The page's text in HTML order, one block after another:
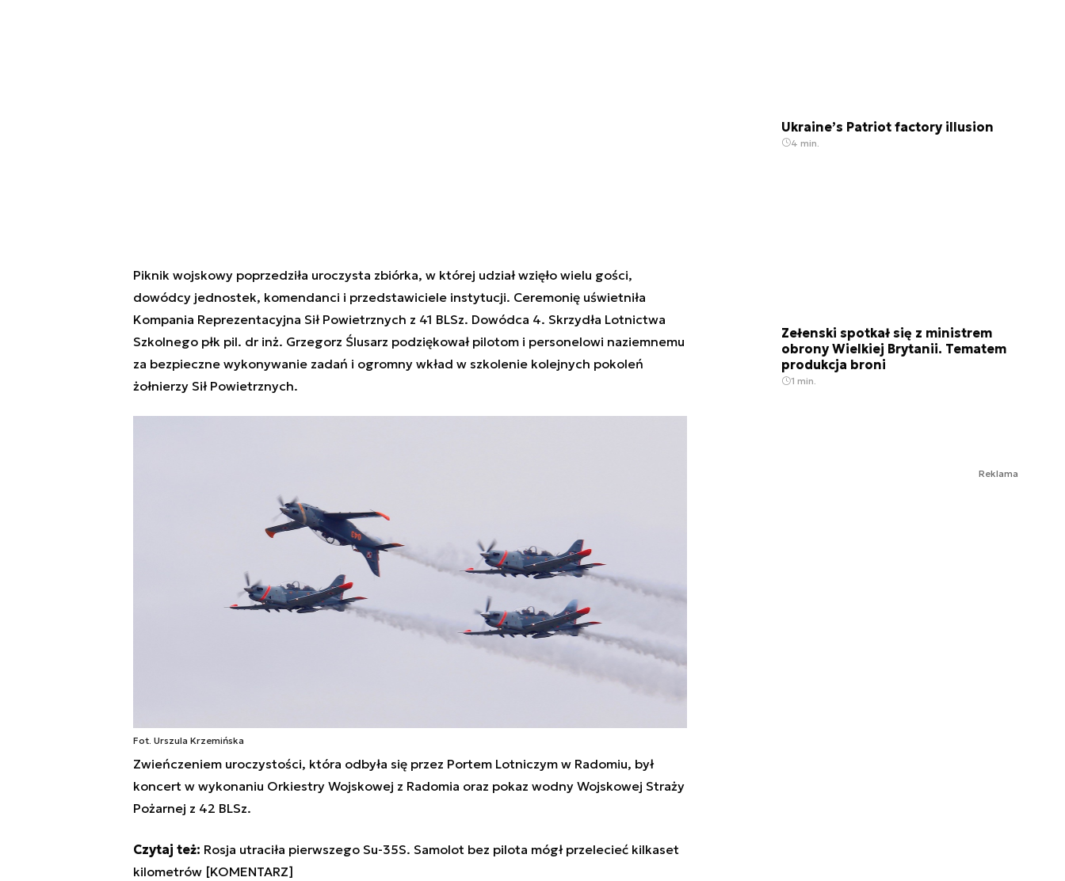
Piknik wojskowy poprzedziła uroczysta zbiórka, w której udział wzięło wielu gości,
dowódcy jednostek, komendanci i przedstawiciele instytucji. Ceremonię uświetniła
Kompania Reprezentacyjna Sił Powietrznych z 41 BLSz. Dowódca 4. Skrzydła Lotnictwa
Szkolnego płk pil. dr inż. Grzegorz Ślusarz podziękował pilotom i personelowi naziemnemu
za bezpieczne wykonywanie zadań i ogromny wkład w szkolenie kolejnych pokoleń
żołnierzy Sił Powietrznych.
Fot. Urszula Krzemińska
Zwieńczeniem uroczystości, która odbyła się przez Portem Lotniczym w Radomiu, był
koncert w wykonaniu Orkiestry Wojskowej z Radomia oraz pokaz wodny Wojskowej Straży
Pożarnej z 42 BLSz.
Czytaj też: Rosja utraciła pierwszego Su-35S. Samolot bez pilota mógł przelecieć kilkaset
kilometrów [KOMENTARZ]
Ukraine’s Patriot factory illusion
4 min.
Zełenski spotkał się z ministrem
obrony Wielkiej Brytanii. Tematem
produkcja broni
1 min.
Reklama